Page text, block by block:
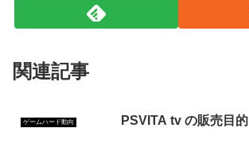
関連記事
ゲームハード動向 PSVITA tv の販売目的